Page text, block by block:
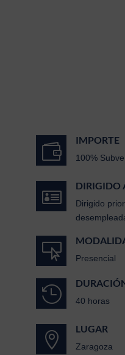

IMPORTE
100%

DIRIGIDO
Dirigido
 Presencial
 40 horas

LUGAR
Zaragoza